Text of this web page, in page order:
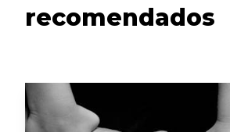
recomendados